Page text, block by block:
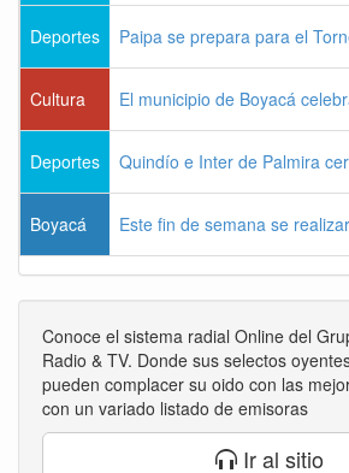
Deportes Paipa se prepara para el
Cultura El municipio de Boyacá
Deportes Quindío e Inter de Palmira
Boyacá Este fin de semana se
Conoce el sistema radial Online del
Radio & TV. Donde sus selectos
pueden complacer su oido con las
con un variado listado de emisoras
Ir al sitio